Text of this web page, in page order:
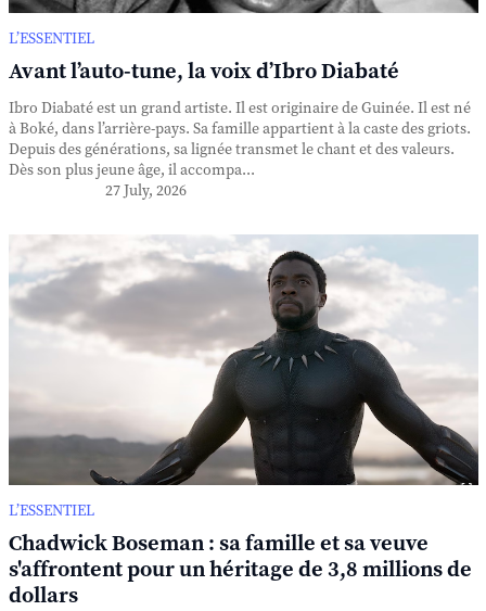
L’ESSENTIEL
Avant l’auto-tune, la voix d’Ibro Diabaté
Ibro Diabaté est un grand artiste. Il est originaire de Guinée. Il est né
à Boké, dans l’arrière-pays. Sa famille appartient à la caste des griots.
Depuis des générations, sa lignée transmet le chant et des valeurs.
Dès son plus jeune âge, il accompa...
27 July, 2026
L’ESSENTIEL
Chadwick Boseman : sa famille et sa veuve
s'affrontent pour un héritage de 3,8 millions de
dollars